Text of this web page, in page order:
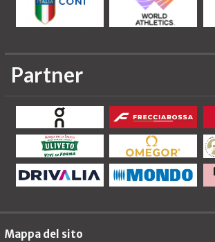
Partner
Mappa del sito